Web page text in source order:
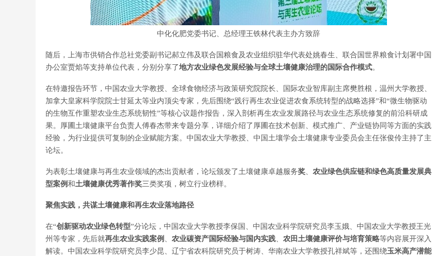
中化化肥党委书记、总经理王铁林代表主办方致辞
随后，上海市供销合作总社党委副书记郝立伟及联合国粮食及农业组织驻华代表处姚春生、联合国世界粮食计划署中国
办公室贾焰等支持单位代表，分别分享了地方农业绿色发展经验与全球土壤健康治理的国际合作模式。
在特邀报告环节，中国农业大学教授、全球食物经济与政策研究院院长、国际农业智库副主席樊胜根 ， 温州大学教授、
加拿大皇家科学院院士甘延太等业内顶尖专家，先后围绕“践行再生农业促进农食系统转型的战略选择”和“微生物驱动
的生物互作重塑农业生态系统韧性”等核心议题作报告，深入剖析再生农业发展路径与农业生态系统修复的前沿科研成
果。厚圃土壤健康平台负责人傅春杰带来专题分享，详细介绍了厚圃在技术创新、模式推广、产业链协同等方面的实践
经验，为行业提供可复制的企业赋能方案。中国农业大学教授、中国土壤学会土壤健康专业委员会主任张俊伶主持了主
论坛。
为表彰土壤健康与再生农业领域的杰出贡献者，论坛颁发了土壤健康卓越服务奖
农业绿色供应链和绿色高质量发展典
型案例和土壤健康优秀著作奖三类奖项，树立行业榜样。
聚焦实践，共谋土壤健康和再生农业落地路径
在“创新驱动农业绿色转型”分论坛，中国农业大学教授李保国、中国农业科学院研究员李玉娥、中国农业大学教授王光
州等专家，先后就再生农业实践案例 农业碳资产国际经验与国内实践 农田土壤健康评价与培育策略等内容展开深入
解读。中国农业科学院研究员李少昆、辽宁省农科院研究员于树涛、华南农业大学教授孔祥斌等，还围绕玉米高产潜能